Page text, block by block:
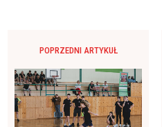
POPRZEDNI ARTYKUŁ